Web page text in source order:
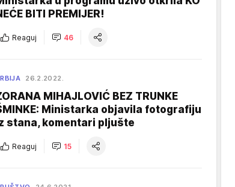
BITI PREMIJER!
Reaguj 46
26.2.2022.
MIHAJLOVIĆ BEZ TRUNKE
Ministarka objavila fotografiju
stana, komentari pljušte
Reaguj 15